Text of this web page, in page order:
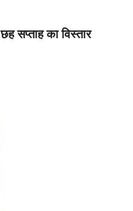
सप्ताह का विस्तार